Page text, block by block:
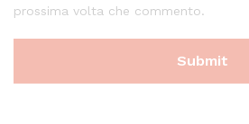
prossima volta che commento.